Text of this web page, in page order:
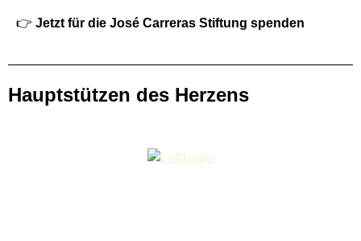
👉 Jetzt für die José Carreras Stiftung spenden
Hauptstützen des Herzens